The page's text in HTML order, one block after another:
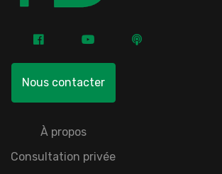
Nous contacter
À propos
Consultation privée